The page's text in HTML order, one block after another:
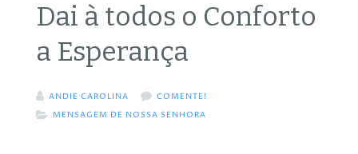
Dai à todos o Conforto
a Esperança
ANDIE CAROLINA
COMENTE!
MENSAGEM DE NOSSA SENHORA